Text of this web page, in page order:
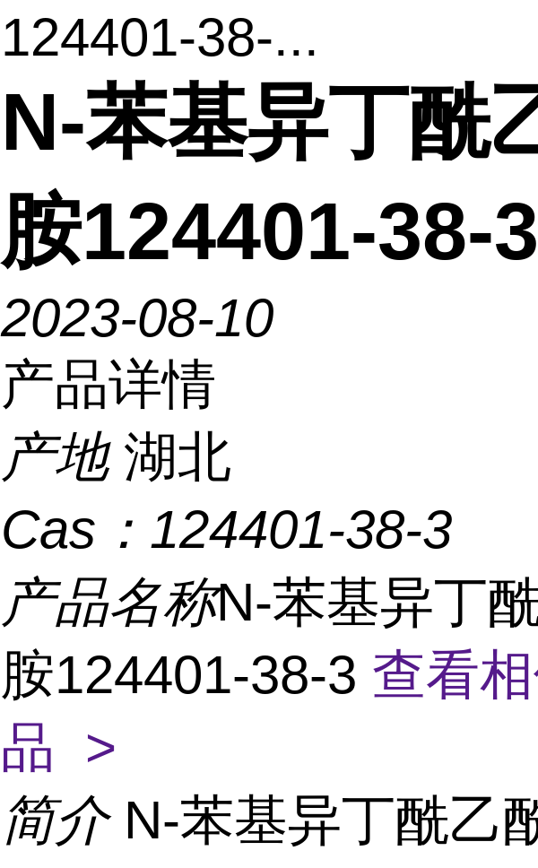
124401-38-...
N-苯基异丁酰
胺124401-38-3
2023-08-10
产品详情
产地 湖北
Cas： 124401-38-3
产品名称N-苯基异丁
胺124401-38-3 查看
品 >
简介 N-苯基异丁酰乙